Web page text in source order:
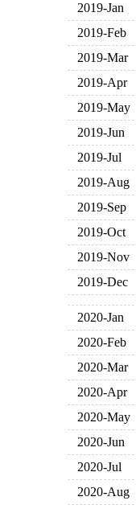
2019-Jan
2019-Feb
2019-Mar
2019-Apr
2019-May
2019-Jun
2019-Jul
2019-Aug
2019-Sep
2019-Oct
2019-Nov
2019-Dec
2020-Jan
2020-Feb
2020-Mar
2020-Apr
2020-May
2020-Jun
2020-Jul
2020-Aug